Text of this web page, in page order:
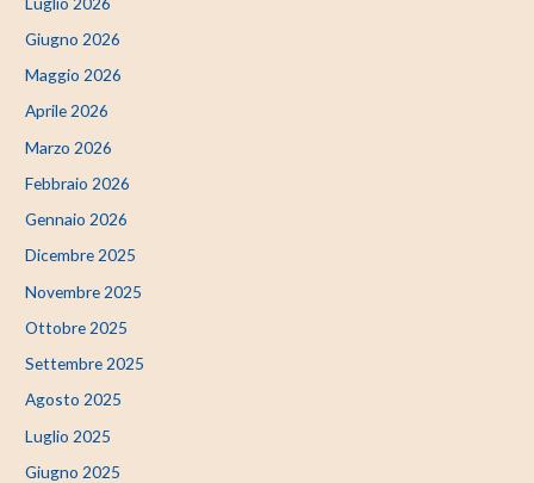
Giugno 2026
Maggio 2026
Aprile 2026
Marzo 2026
Febbraio 2026
Gennaio 2026
Dicembre 2025
Novembre 2025
Ottobre 2025
Settembre 2025
Agosto 2025
Luglio 2025
Giugno 2025